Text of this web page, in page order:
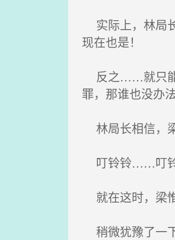
实际上，林局
现在也是！
反之……就只能
罪，那谁也没办法
林局长相信，
叮铃铃……叮
就在这时，梁
稍微犹豫了一